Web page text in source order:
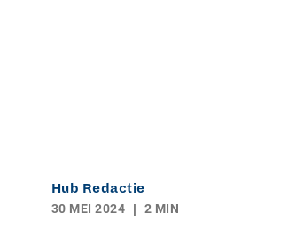
Hub Redactie
30 MEI 2024
2 MIN